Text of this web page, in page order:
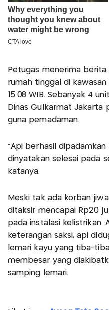
Petugas menerima
rumah tinggal di kawasan
15.08 WIB. Sebanyak 4
Dinas Gulkarmat Jakarta
guna pemadaman.
"Api berhasil
dinyatakan selesai pada
katanya.
Meski tak ada korban
ditaksir mencapai Rp20
pada instalasi kelistrikan.
keterangan saksi, api
lemari kayu yang tiba-
membesar yang
samping lemari.